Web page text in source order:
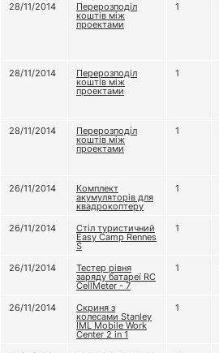
28/11/2014
Перерозподіл
коштів між
проектами
1
28/11/2014
Перерозподіл
коштів між
проектами
1
28/11/2014
Перерозподіл
коштів між
проектами
1
26/11/2014
Комплект
акумуляторів для
квадрокоптеру
1
26/11/2014
Стіл туристичний
Easy Camp Rennes
S
1
26/11/2014
Тестер рівня
заряду батареї RC
CellMeter - 7
1
26/11/2014
Скриня з
колесами Stanley
IML Mobile Work
Center 2 in 1
1